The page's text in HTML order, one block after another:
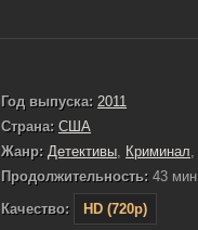
Год выпуска: 2011
Страна: США
Жанр: Детективы, Криминал,
Продолжительность: 43 мин
Качество:
HD (720p)